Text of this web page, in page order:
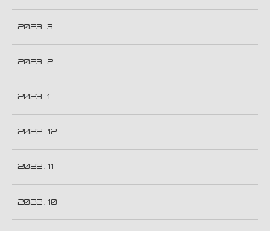
2023 . 3
2023 . 2
2023 . 1
2022 . 12
2022 . 11
2022 . 10